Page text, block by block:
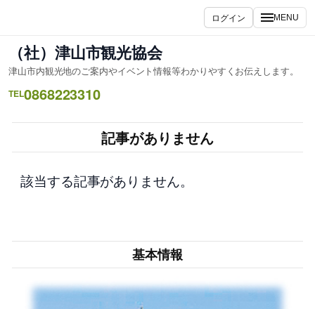
キ
ッ
ログイン MENU
（社）津山市観光協会
津山市内観光地のご案内やイベント情報等わかりやすくお伝えします。
TEL0868223310
記事がありません
該当する記事がありません。
基本情報